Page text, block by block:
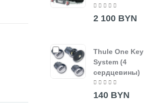
2 100 BYN
Thule One Key
System (4
сердцевины)
140 BYN